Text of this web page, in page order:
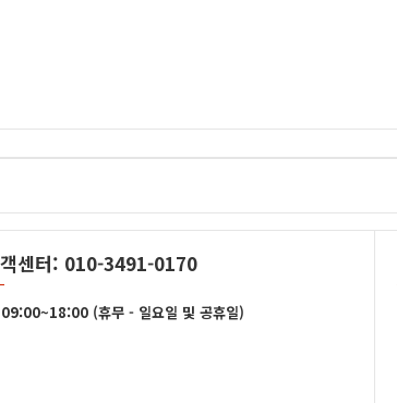
센터: 010-3491-0170
09:00~18:00 (휴무 - 일요일 및 공휴일)